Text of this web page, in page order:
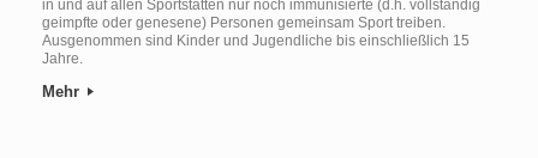
in und auf allen Sportstätten nur noch immunisierte (d.h. vollständig
geimpfte oder genesene) Personen gemeinsam Sport treiben.
Ausgenommen sind Kinder und Jugendliche bis einschließlich 15
Jahre.
Mehr